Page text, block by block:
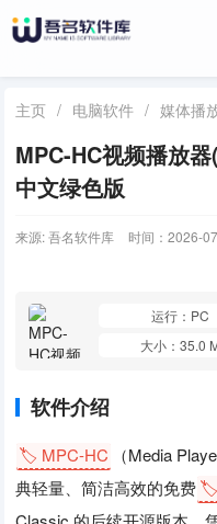
主页 / 电脑软件 / 媒体播
MPC-HC视频播放
中文绿色版
来源: 吾名软件库 时间：2026-
运行：PC
大小：35.0
软件介绍
🏷️ MPC-HC
（Media
典轻量、简洁高效的免费🏷️